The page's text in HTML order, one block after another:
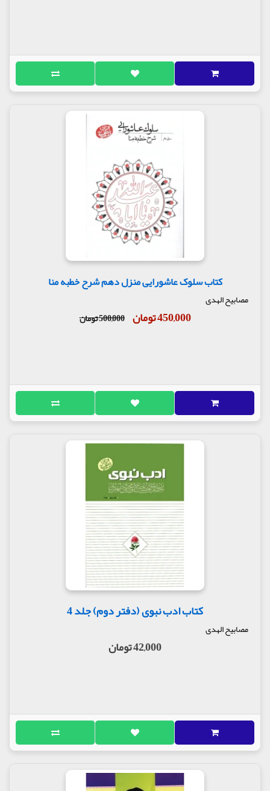
کتاب سلوک عاشورایی منزل دهم شرح خطبه منا
مصابیح الهدی
450,000 تومان 500,000 تومان
کتاب ادب نبوی (دفتر دوم) جلد 4
مصابیح الهدی
42,000 تومان